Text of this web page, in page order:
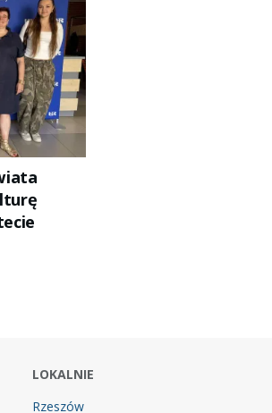
LOKALNIE
Rzeszów